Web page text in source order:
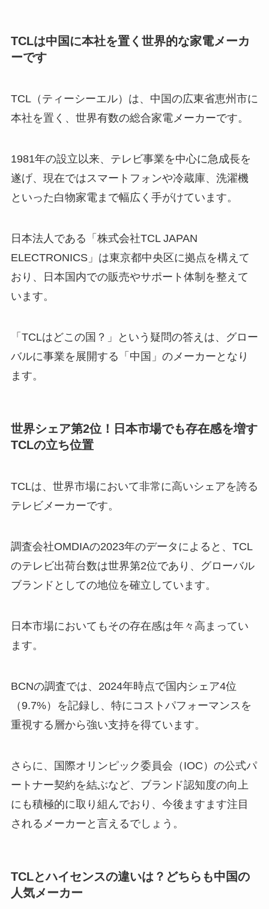
TCLは中国に本社を置く世界的な家電メーカ
ーです
TCL（ティーシーエル）は、中国の広東省恵州市に
本社を置く、世界有数の総合家電メーカーです。
1981年の設立以来、テレビ事業を中心に急成長を
遂げ、現在ではスマートフォンや冷蔵庫、洗濯機
といった白物家電まで幅広く手がけています。
日本法人である「株式会社TCL JAPAN
ELECTRONICS」は東京都中央区に拠点を構えて
おり、日本国内での販売やサポート体制を整えて
います。
「TCLはどこの国？」という疑問の答えは、グロー
バルに事業を展開する「中国」のメーカーとなり
ます。
世界シェア第2位！日本市場でも存在感を増す
TCLの立ち位置
TCLは、世界市場において非常に高いシェアを誇る
テレビメーカーです。
調査会社OMDIAの2023年のデータによると、TCL
のテレビ出荷台数は世界第2位であり、グローバル
ブランドとしての地位を確立しています。
日本市場においてもその存在感は年々高まってい
ます。
BCNの調査では、2024年時点で国内シェア4位
（9.7%）を記録し、特にコストパフォーマンスを
重視する層から強い支持を得ています。
さらに、国際オリンピック委員会（IOC）の公式パ
ートナー契約を結ぶなど、ブランド認知度の向上
にも積極的に取り組んでおり、今後ますます注目
されるメーカーと言えるでしょう。
TCLとハイセンスの違いは？どちらも中国の
人気メーカー